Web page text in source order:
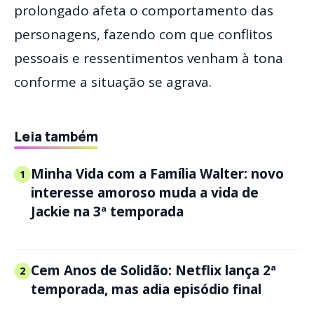
prolongado afeta o comportamento das
personagens, fazendo com que conflitos
pessoais e ressentimentos venham à tona
conforme a situação se agrava.
Leia também
1 Minha Vida com a Família Walter: novo
interesse amoroso muda a vida de
Jackie na 3ª temporada
2 Cem Anos de Solidão: Netflix lança 2ª
temporada, mas adia episódio final